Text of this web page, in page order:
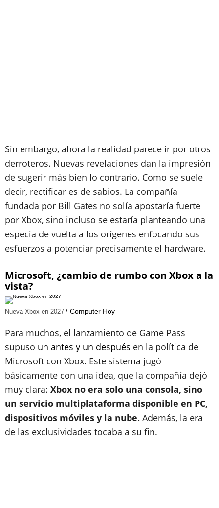
Sin embargo, ahora la realidad parece ir por otros
derroteros. Nuevas revelaciones dan la impresión
de sugerir más bien lo contrario. Como se suele
decir, rectificar es de sabios. La compañía
fundada por Bill Gates no solía apostaría fuerte
por Xbox, sino incluso se estaría planteando una
especia de vuelta a los orígenes enfocando sus
esfuerzos a potenciar precisamente el hardware.
Microsoft, ¿cambio de rumbo con Xbox a la
vista?
Nueva Xbox en 2027 Computer Hoy
Para muchos, el lanzamiento de Game Pass
supuso un antes y un después en la política de
Microsoft con Xbox. Este sistema jugó
básicamente con una idea, que la compañía dejó
muy clara: Xbox no era solo una consola, sino
un servicio multiplataforma disponible en PC,
dispositivos móviles y la nube. Además, la era
de las exclusividades tocaba a su fin.